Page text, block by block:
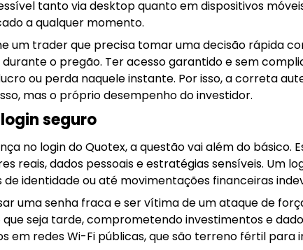
tanto via desktop quanto em dispositivos
a qualquer momento.
um trader que precisa tomar uma decisão rápida
o pregão. Ter acesso garantido e sem
ou perda naquele instante. Por isso, a correta
mas o próprio desempenho do investidor.
seguro
no login do Quotex, a questão vai além do básico.
reais, dados pessoais e estratégias sensíveis. Um
identidade ou até movimentações financeiras
uma senha fraca e ser vítima de um ataque de
seja tarde, comprometendo investimentos e
em redes Wi-Fi públicas, que são terreno fértil para